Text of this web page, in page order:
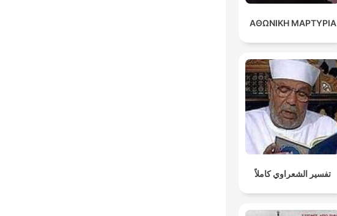
ΑΘΩΝΙΚΗ ΜΑΡΤΥΡΙΑ
تفسير الشعراوي كاملاً